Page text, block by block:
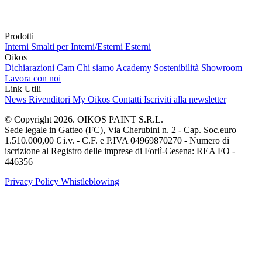
Prodotti
Interni Smalti per Interni/Esterni Esterni
Oikos
Dichiarazioni Cam Chi siamo Academy Sostenibilità Showroom
Lavora con noi
Link Utili
News Rivenditori My Oikos Contatti Iscriviti alla newsletter
© Copyright 2026. OIKOS PAINT S.R.L.
Sede legale in Gatteo (FC), Via Cherubini n. 2 - Cap. Soc.euro
1.510.000,00 € i.v. - C.F. e P.IVA 04969870270 - Numero di
iscrizione al Registro delle imprese di Forlì-Cesena: REA FO -
446356
Privacy Policy Whistleblowing